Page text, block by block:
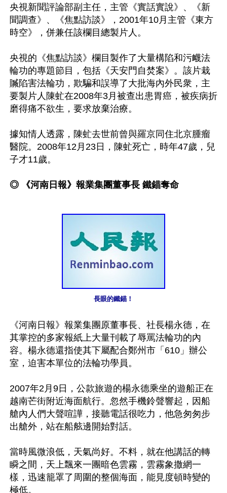
央視新聞評論部副主任，主管《實話實說》、《新
聞調查》、《焦點訪談》，2001年10月主管《東方
時空》，併兼任該欄目總製片人。
央視的《焦點訪談》欄目製作了大量構陷和污衊法
輪功的專題節目，包括《天安門自焚案》。該片栽
贓陷害法輪功，欺騙和誤導了大批海內外民衆，主
要製片人陳虻在2008年3月被查出患胃癌，被疾病折
磨得痛不欲生，要求放棄治療。
據知情人透露，陳虻去世前曾與羅京同住北京腫瘤
醫院。2008年12月23日，陳虻死亡，時年47歲，兒
子才11歲。
◎ 《河南日報》報業集團董事長 鐵錨奪命
長眼的鐵錨！
《河南日報》報業集團原董事長、社長楊永德，在
其掌控的多家報紙上大量刊載了辱罵法輪功的內
容。楊永德還指使其下屬配合鄭州市「610」辦公
室，迫害本單位的法輪功學員。
2007年2月9日，公款旅遊的楊永德乘坐的遊船正在
越南芒街附近海面航行。忽然手機鈴聲響起，因船
艙內人們大聲喧譁，接聽電話很吃力，他急匆匆步
出艙外，站在船舷邊開始對話。
當時風微浪低，天氣尚好。不料，就在他講話的轉
瞬之間，天上飄來一團暗色雲霧，雲霧象撒網一
樣，迅速籠罩了周圍的整個海面，能見度頓時變的
極低。